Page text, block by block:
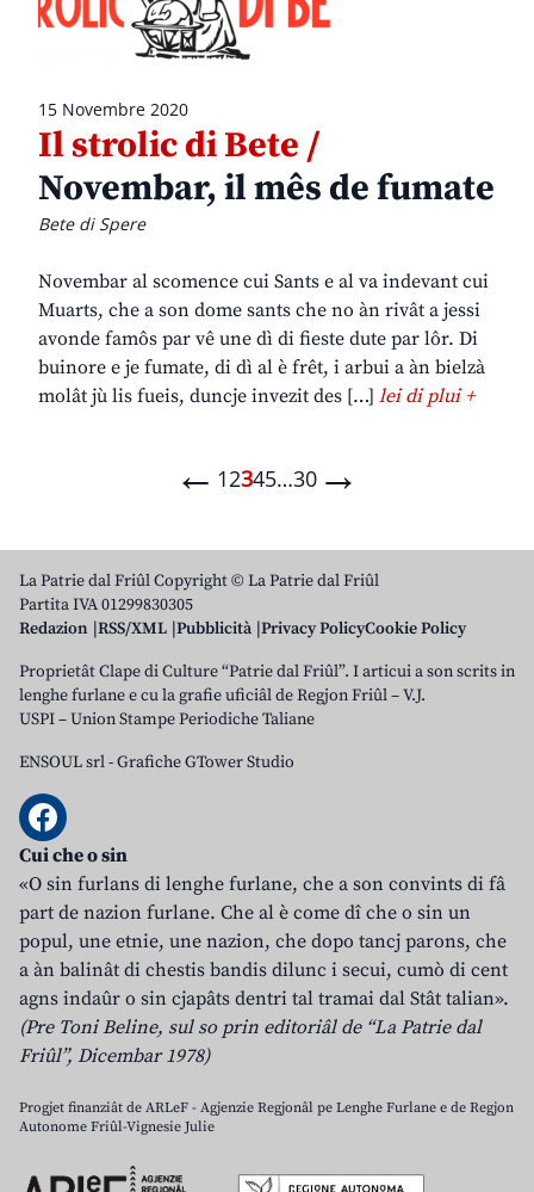
15 Novembre 2020
Il strolic di Bete /
Novembar, il mês de fumate
Bete di Spere
Novembar al scomence cui Sants e al va indevant cui
Muarts, che a son dome sants che no àn rivât a jessi
avonde famôs par vê une dì di fieste dute par lôr. Di
buinore e je fumate, di dì al è frêt, i arbui a àn bielzà
molât jù lis fueis, duncje invezit des […] lei di plui +
← 12345…30 →
La Patrie dal Friûl Copyright © La Patrie dal Friûl
Partita IVA 01299830305
Redazion RSS/XML Pubblicità Privacy PolicyCookie Policy
Proprietât Clape di Culture “Patrie dal Friûl”. I articui a son scrits in
lenghe furlane e cu la grafie uficiâl de Regjon Friûl – V.J.
USPI – Union Stampe Periodiche Taliane
ENSOUL srl-Grafiche GTower Studio
Cui che o sin
«O sin furlans di lenghe furlane, che a son convints di fâ
part de nazion furlane. Che al è come dî che o sin un
popul, une etnie, une nazion, che dopo tancj parons, che
a àn balinât di chestis bandis dilunc i secui, cumò di cent
agns indaûr o sin cjapâts dentri tal tramai dal Stât talian».
(Pre Toni Beline, sul so prin editoriâl de “La Patrie dal
Friûl”, Dicembar 1978)
Progjet finanziât de ARLeF - Agjenzie Regjonâl pe Lenghe Furlane e de Regjon
Autonome Friûl-Vignesie Julie